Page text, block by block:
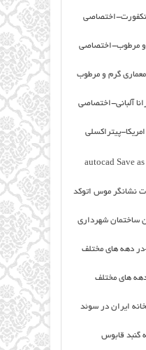
اختصاصی
و مرطوب-اختصاصی
گرم و مرطوب
آلبانی-اختصاصی
پیتراکسلی
نشانگر موس اتوکد
ساختمان شهرداری
در دهه های مختلف
های مختلف
ایران در سوئد
گنبد قابوس